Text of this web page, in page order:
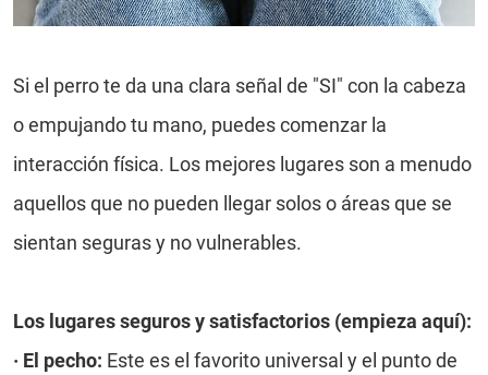
Si el perro te da una clara señal de "SI" con la cabeza
o empujando tu mano, puedes comenzar la
interacción física. Los mejores lugares son a menudo
aquellos que no pueden llegar solos o áreas que se
sientan seguras y no vulnerables.
Los lugares seguros y satisfactorios (empieza aquí):
· El pecho: Este es el favorito universal y el punto de